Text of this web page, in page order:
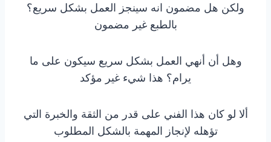
ولكن هل مضمون انه سينجز العمل بشكل سريع؟
بالطبع غير مضمون
وهل أن أنهي العمل بشكل سريع سيكون على ما
يرام؟ هذا شيء غير مؤكد
ألا لو كان هذا الفني على قدر من الثقة والخبرة التي
تؤهله لإنجاز المهمة بالشكل المطلوب